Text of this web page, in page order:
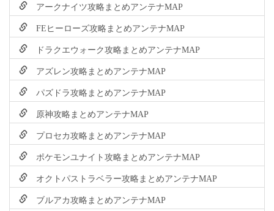
アークナイツ攻略まとめアンテナMAP
FEヒーローズ攻略まとめアンテナMAP
ドラクエウォーク攻略まとめアンテナMAP
アズレン攻略まとめアンテナMAP
パズドラ攻略まとめアンテナMAP
原神攻略まとめアンテナMAP
プロセカ攻略まとめアンテナMAP
ポケモンユナイト攻略まとめアンテナMAP
オクトパストラベラー攻略まとめアンテナMAP
ブルアカ攻略まとめアンテナMAP